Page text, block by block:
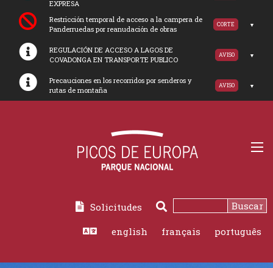
EXPRESA
Restricción temporal de acceso a la campera de
Panderruedas por reanudación de obras
CORTE
REGULACIÓN DE ACCESO A LAGOS DE
COVADONGA EN TRANSPORTE PUBLICO
AVISO
Precauciones en los recorridos por senderos y
rutas de montaña
AVISO
Solicitudes Buscar
english français português